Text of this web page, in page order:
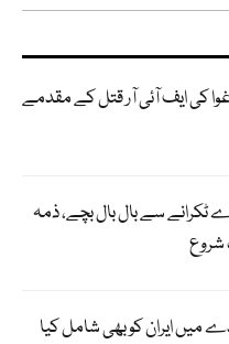
کی ایف آئی آر قتل کے مقدمے
پر 2 طیارے ٹکرانے سے بال بال بچے، ذمہ
شروع
میں ایران کو بھی شامل کیا